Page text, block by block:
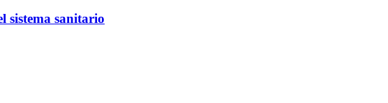
sistema sanitario